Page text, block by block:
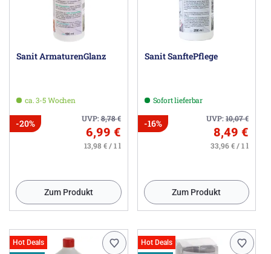
Sanit ArmaturenGlanz
ca. 3-5 Wochen
UVP:8,78€
-20%
6,99 €
13,98 € / 1 l
Zum Produkt
Sanit SanftePflege
Sofort lieferbar
UVP:10,07€
-16%
8,49 €
33,96 € / 1 l
Zum Produkt
Hot Deals
Hot Deals